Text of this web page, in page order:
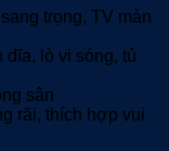
trọng, TV màn
dĩa, lò vi sóng, tủ
sân
rãi, thích hợp vui